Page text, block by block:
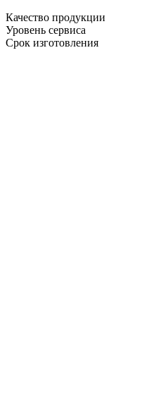
Качество продукции
Уровень сервиса
Срок изготовления